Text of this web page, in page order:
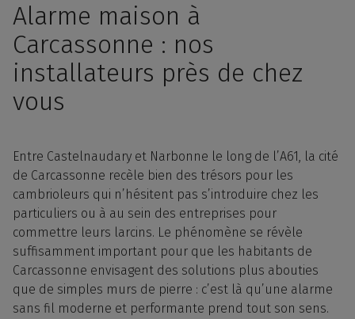
Alarme maison à
Carcassonne : nos
installateurs près de chez
vous
Entre Castelnaudary et Narbonne le long de l’A61, la cité
de Carcassonne recèle bien des trésors pour les
cambrioleurs qui n’hésitent pas s’introduire chez les
particuliers ou à au sein des entreprises pour
commettre leurs larcins. Le phénomène se révèle
suffisamment important pour que les habitants de
Carcassonne envisagent des solutions plus abouties
que de simples murs de pierre : c’est là qu’une alarme
sans fil moderne et performante prend tout son sens.